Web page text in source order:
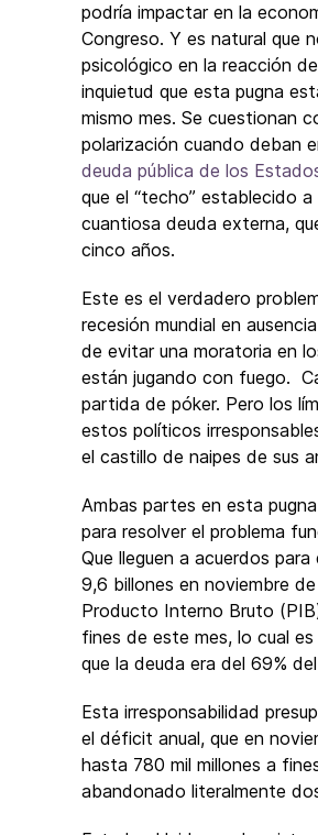
podría impactar en la
Congreso. Y es natural que
psicológico en la reacción
inquietud que esta pugna
mismo mes. Se cuestionan
polarización cuando deban
deuda pública de los
que el “techo” establecido
cuantiosa deuda externa,
cinco años.
Este es el verdadero
recesión mundial en
de evitar una moratoria en
están jugando con fuego.
partida de póker. Pero los
estos políticos
el castillo de naipes de sus
Ambas partes en esta
para resolver el problema
Que lleguen a acuerdos
9,6 billones en noviembre
Producto Interno Bruto
fines de este mes, lo cual
que la deuda era del 69%
Esta irresponsabilidad
el déficit anual, que en
hasta 780 mil millones a
abandonado literalmente